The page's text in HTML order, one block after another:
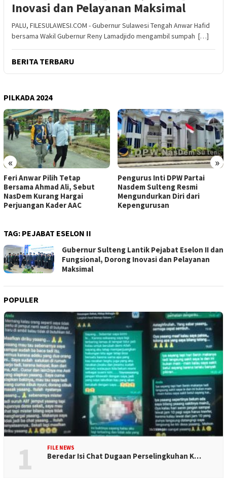
Inovasi dan Pelayanan Maksimal
PALU, FILESULAWESI.COM - Gubernur Sulawesi Tengah Anwar Hafid
bersama Wakil Gubernur Reny Lamadjido mengambil sumpah […]
BERITA TERBARU
PILKADA 2024
« »
Feri Anwar Pilih Tetap
Bersama Ahmad Ali, Sebut
NasDem Kurang Hargai
Perjuangan Kader AAC
Pengurus Inti DPW Partai
Nasdem Sulteng Resmi
Mengundurkan Diri dari
Kepengurusan
TAG: PEJABAT ESELON II
Gubernur Sulteng Lantik Pejabat Eselon II dan
Fungsional, Dorong Inovasi dan Pelayanan
Maksimal
POPULER
1 FILE NEWS
Beredar Isi Chat Dugaan Perselingkuhan K…